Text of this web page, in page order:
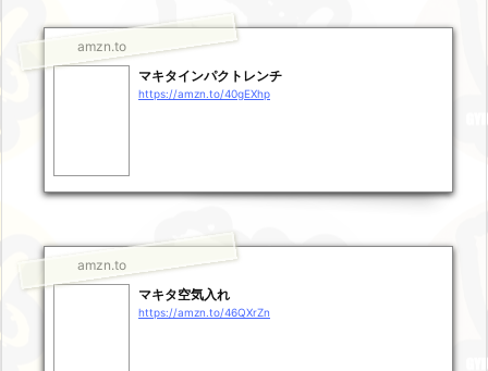
amzn.to
マキタインパクトレンチ
https://amzn.to/40gEXhp
amzn.to
マキタ空気入れ
https://amzn.to/46QXrZn